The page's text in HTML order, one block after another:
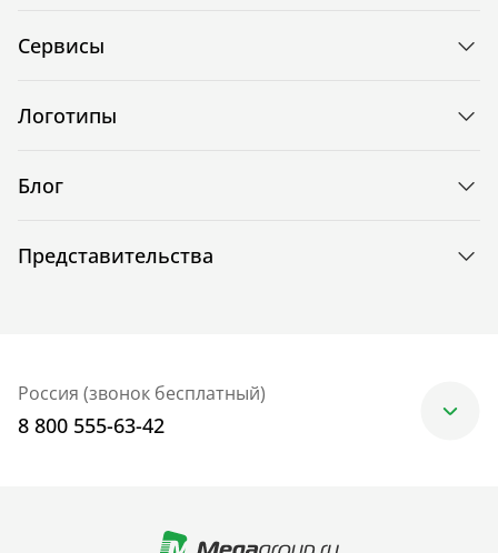
Сервисы
Логотипы
Блог
Представительства
Россия (звонок бесплатный)
8 800 555-63-42
+7 (499) 705-30-10